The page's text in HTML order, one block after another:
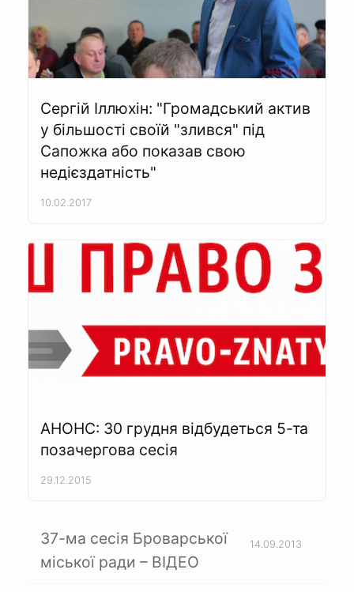
Сергій Іллюхін: "Громадський актив
у більшості своїй "злився" під
Сапожка або показав свою
недієздатність"
10.02.2017
АНОНС: 30 грудня відбудеться 5-та
позачергова сесія
29.12.2015
37-ма сесія Броварської
міської ради – ВІДЕО
14.09.2013